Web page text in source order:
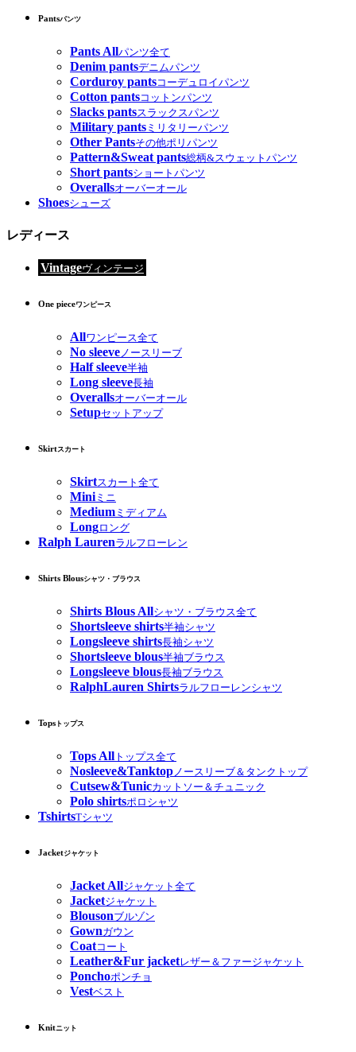
Pantsパンツ
Pants Allパンツ全て
Denim pantsデニムパンツ
Corduroy pantsコーデュロイパンツ
Cotton pantsコットンパンツ
Slacks pantsスラックスパンツ
Military pants ミリタリーパンツ
Other Pantsその他ポリパンツ
Pattern&Sweat pants総柄&スウェットパンツ
Short pantsショートパンツ
Overallsオーバーオール
Shoesシューズ
レディース
Vintageヴィンテージ
One pieceワンピース
Allワンピース全て
No sleeveノースリーブ
Half sleeve半袖
Long sleeve長袖
Overallsオーバーオール
Setupセットアップ
Skirtスカート
Skirtスカート全て
Miniミニ
Medium ミディアム
Longロング
Ralph Laurenラルフローレン
Shirts Blousシャツ・ブラウス
Shirts Blous Allシャツ・ブラウス全て
Shortsleeve shirts半袖シャツ
Longsleeve shirts長袖シャツ
Shortsleeve blous半袖ブラウス
Longsleeve blous長袖ブラウス
RalphLauren Shirtsラルフローレンシャツ
Tops トップス
Tops All トップス全て
Nosleeve&Tanktop ノースリーブ＆タンクトップ
Cutsew&Tunicカットソー＆チュニック
Polo shirtsポロシャツ
TshirtsTシャツ
Jacketジャケット
Jacket Allジャケット全て
Jacketジャケット
Blousonブルゾン
Gownガウン
Coatコート
Leather&Fur jacketレザー＆ファージャケット
Ponchoポンチョ
Vestベスト
Knitニット